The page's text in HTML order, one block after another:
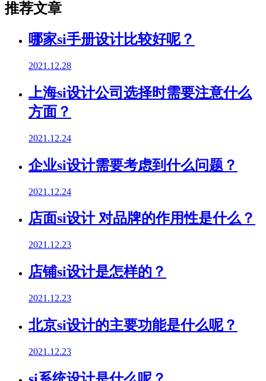
推荐文章
哪家si手册设计比较好呢？
2021.12.28
上海si设计公司选择时需要注意什么
方面？
2021.12.24
企业si设计需要考虑到什么问题？
2021.12.24
店面si设计 对品牌的作用性是什么？
2021.12.23
店铺si设计是怎样的？
2021.12.23
北京si设计的主要功能是什么呢？
2021.12.23